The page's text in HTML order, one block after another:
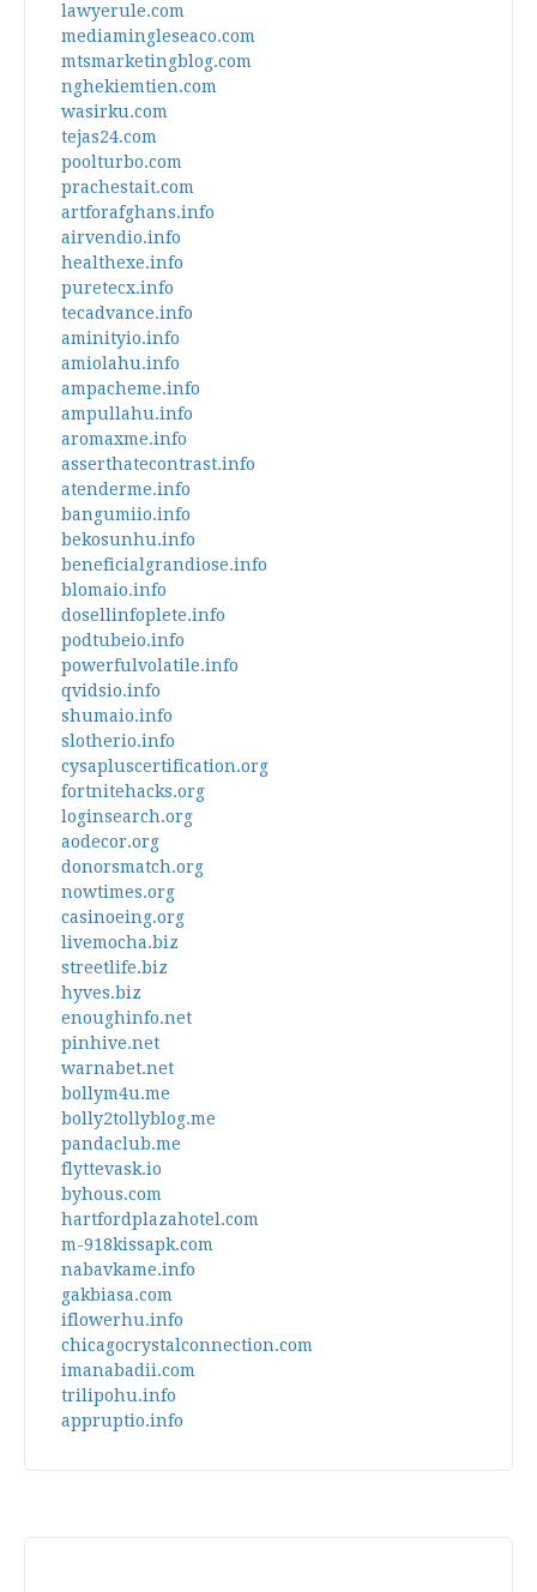
lawyerule.com
mediamingleseaco.com
mtsmarketingblog.com
nghekiemtien.com
wasirku.com
tejas24.com
poolturbo.com
prachestait.com
artforafghans.info
airvendio.info
healthexe.info
puretecx.info
tecadvance.info
aminityio.info
amiolahu.info
ampacheme.info
ampullahu.info
aromaxme.info
asserthatecontrast.info
atenderme.info
bangumiio.info
bekosunhu.info
beneficialgrandiose.info
blomaio.info
dosellinfoplete.info
podtubeio.info
powerfulvolatile.info
qvidsio.info
shumaio.info
slotherio.info
cysapluscertification.org
fortnitehacks.org
loginsearch.org
aodecor.org
donorsmatch.org
nowtimes.org
casinoeing.org
livemocha.biz
streetlife.biz
hyves.biz
enoughinfo.net
pinhive.net
warnabet.net
bollym4u.me
bolly2tollyblog.me
pandaclub.me
flyttevask.io
byhous.com
hartfordplazahotel.com
m-918kissapk.com
nabavkame.info
gakbiasa.com
iflowerhu.info
chicagocrystalconnection.com
imanabadii.com
trilipohu.info
appruptio.info